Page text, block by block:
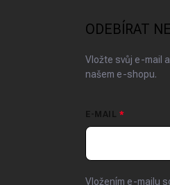
ODEBÍRAT
Vložte svůj e-mail
našem e-shopu.
E-MAIL
Vložením e-mailu